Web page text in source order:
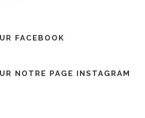
FACEBOOK
NOTRE PAGE INSTAGRAM